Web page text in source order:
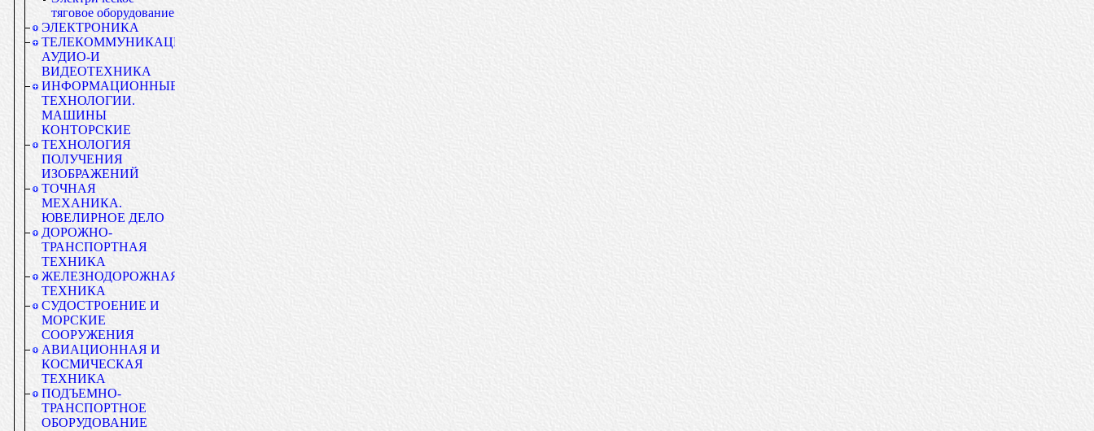
тяговое оборудование
ЭЛЕКТРОНИКА
ТЕЛЕКОММУНИКАЦИИ.
АУДИО-И
ВИДЕОТЕХНИКА
ИНФОРМАЦИОННЫЕ
ТЕХНОЛОГИИ.
МАШИНЫ
КОНТОРСКИЕ
ТЕХНОЛОГИЯ
ПОЛУЧЕНИЯ
ИЗОБРАЖЕНИЙ
ТОЧНАЯ
МЕХАНИКА.
ЮВЕЛИРНОЕ ДЕЛО
ДОРОЖНО-
ТРАНСПОРТНАЯ
ТЕХНИКА
ЖЕЛЕЗНОДОРОЖНАЯ
ТЕХНИКА
СУДОСТРОЕНИЕ И
МОРСКИЕ
СООРУЖЕНИЯ
АВИАЦИОННАЯ И
КОСМИЧЕСКАЯ
ТЕХНИКА
ПОДЪЕМНО-
ТРАНСПОРТНОЕ
ОБОРУДОВАНИЕ